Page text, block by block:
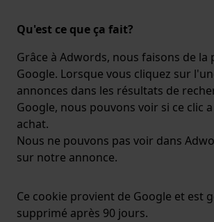
Qu'est ce que ça fait?
Grâce à Adwords, nous faisons de la
Google. Lorsque vous cliquez sur
annonces dans les résultats de
Google, nous pouvons voir si ce clic
achat.
Nous ne pouvons pas voir dans
sur notre annonce.
Ce cookie provient de Google et est
supprimé après 90 jours.